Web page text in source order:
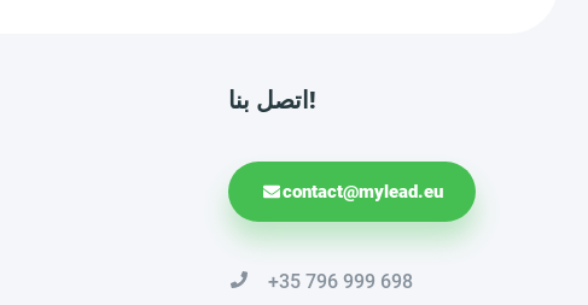
اتصل بنا!
contact@mylead.eu
+35 796 999 698